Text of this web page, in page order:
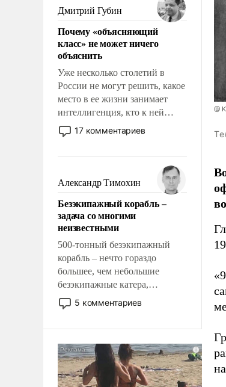
фундаментальным знанием,
что мировая политика имеет
свойство заявляться на порог
нашего дома.
Дмитрий Губин
Почему «объясняющий
класс» не может ничего
объяснить
Уже несколько столетий в
России не могут решить, какое
место в ее жизни занимает
интеллигенция, кто к ней
принадлежит, а кого из нее
исключили с правом
чем она отличается от просто
образованных людей. Иногда
казалось, что эти вопросы
решены раз и навсегда, но –
нет, не решены.
17 комментариев
Александр Тимохин
Безэкипажный корабль –
задача со многими
неизвестными
500-тонный безэкипажный
корабль – нечто гораздо
большее, чем небольшие
безэкипажные катера,
применение которых уже
стало обыденностью. Задача по
и ее реализация радикально
поднимет наши боевые
возможности.
5 комментариев
@